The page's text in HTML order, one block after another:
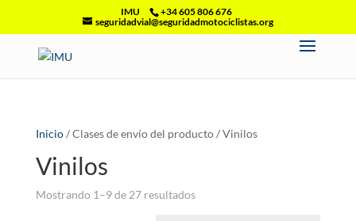
IMU
+34 605 806 676
seguridadvial@seguridadmotociclistas.org
Inicio/ Clases de envío del producto / Vinilos
Vinilos
Mostrando 1–9 de 27 resultados